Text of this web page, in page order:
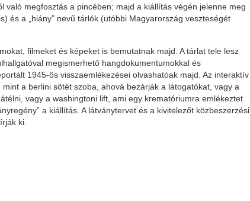
való megfosztás a pincében; majd a kiállítás végén jelenne meg
és a „hiány” nevű tárlók (utóbbi Magyarország veszteségét
filmeket és képeket is bemutatnak majd. A tárlat tele lesz
megismerhető hangdokumentumokkal és
1945-ös visszaemlékezései olvashatóak majd. Az interaktív
a berlini sötét szoba, ahová bezárják a látogatókat, vagy a
vagy a washingtoni lift, ami egy krematóriumra emlékeztet.
a kiállítás. A látványtervet és a kivitelezőt közbeszerzési
ki.